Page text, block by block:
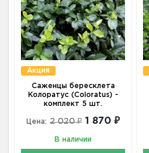
Акция
Саженцы бересклета
Колоратус (Coloratus) -
комплект 5 шт.
Цена: 2 020 ₽ 1 870 ₽
В наличии